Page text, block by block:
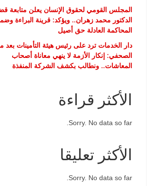
المجلس القومي لحقوق الإنسان يعلن متابعة
الدكتور محمد زهران.. ويؤكد: قرينة البراءة
المحاكمة العادلة حق أصيل
دار الخدمات ترد على رئيس هيئة التأمينات بعد
الصحفي: إنكار الأزمة لا ينهي معاناة أصحاب
المعاشات.. ونطالب بكشف الشركة المنفذة
الأكثر قراءة
Sorry. No data so far.
الأكثر تعليقا
Sorry. No data so far.